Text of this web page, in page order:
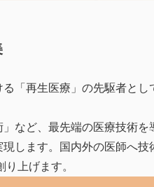
「再生医療」の先駆者と
など、最先端の医療技術
します。国内外の医師へ
上げます。